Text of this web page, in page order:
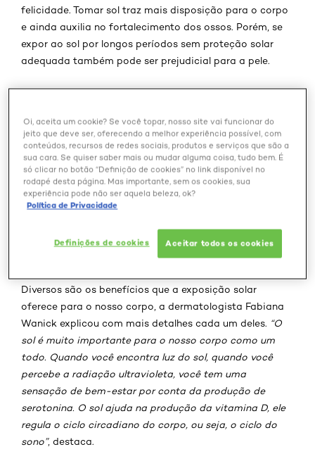
felicidade. Tomar sol traz mais disposição para o corpo
e ainda auxilia no fortalecimento dos ossos. Porém, se
expor ao sol por longos períodos sem proteção solar
adequada também pode ser prejudicial para a pele.
Para que seja alcançado o equilíbrio entre a exposição e
Wanick, Membro da Sociedade Brasileira de
Dermatologia e Cirurgia Dermatológica, separou
algumas dicas de como tomar o sol da maneira correta,
com dicas como qual o melhor horário para tomar sol e
como se proteger adequadamente. Confira todas as
dicas e entenda como tomar sol sem prejudicar a sua
Benefícios do sol para o corpo
Diversos são os benefícios que a exposição solar
oferece para o nosso corpo, a dermatologista Fabiana
Wanick explicou com mais detalhes cada um deles. “O
sol é muito importante para o nosso corpo como um
todo. Quando você encontra luz do sol, quando você
percebe a radiação ultravioleta, você tem uma
sensação de bem-estar por conta da produção de
serotonina. O sol ajuda na produção da vitamina D, ele
regula o ciclo circadiano do corpo, ou seja, o ciclo do
sono”, destaca.
Oi, aceita um cookie? Se você topar, nosso site vai funcionar do
jeito que deve ser, oferecendo a melhor experiência possível, com
conteúdos, recursos de redes sociais, produtos e serviços que são a
sua cara. Se quiser saber mais ou mudar alguma coisa, tudo bem. É
só clicar no botão “Definição de cookies” no link disponível no
rodapé desta página. Mas importante, sem os cookies, sua
experiência pode não ser aquela beleza, ok?
Política de Privacidade
Definições de cookies Aceitar todos os cookies